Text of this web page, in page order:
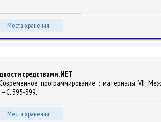
Места хранения
средствами .NET
программирование : материалы VII
С. 395-399.
Места хранения